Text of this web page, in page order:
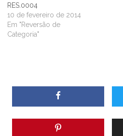
RES.0004
10 de fevereiro de 2014
Em "Reversão de
Categoria"